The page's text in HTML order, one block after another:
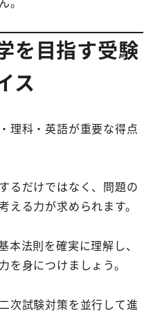
を目指す受験
ス
理科・英語が重要な得点
るだけではなく、問題の
る力が求められます。
法則を確実に理解し、
を身につけましょう。
次試験対策を並行して進